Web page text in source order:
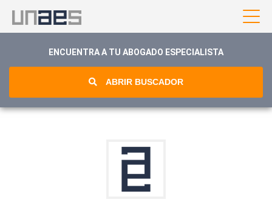
ENCUENTRA A TU ABOGADO ESPECIALISTA
ABRIR BUSCADOR